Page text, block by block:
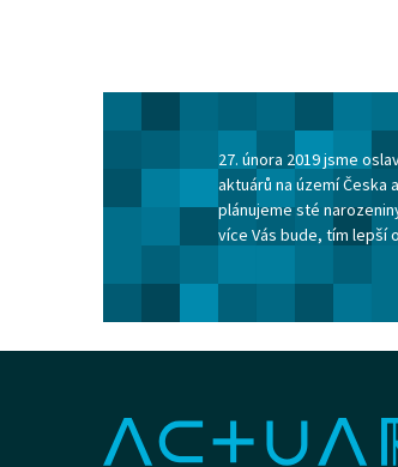
27. února 2019 jsme
aktuárů na území
plánujeme sté
více Vás bude, tím lepší